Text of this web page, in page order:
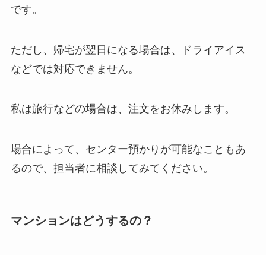
です。
ただし、帰宅が翌日になる場合は、ドライアイス
などでは対応できません。
私は旅行などの場合は、注文をお休みします。
場合によって、センター預かりが可能なこともあ
るので、担当者に相談してみてください。
マンションはどうするの？